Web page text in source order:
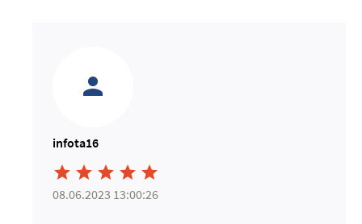
infota16
    
08.06.2023 13:00:26